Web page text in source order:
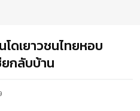
ดเยาวชนไทยหอบ
กลับบ้าน